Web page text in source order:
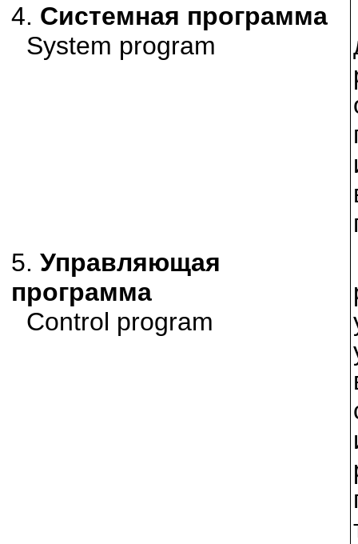
4. Системная программа
System program
5. Управляющая
программа
Control program